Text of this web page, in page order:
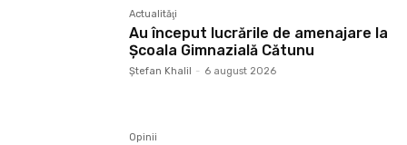
Actualităţi
Au început lucrările de amenajare la
Școala Gimnazială Cătunu
Ştefan Khalil - 6 august 2026
Opinii